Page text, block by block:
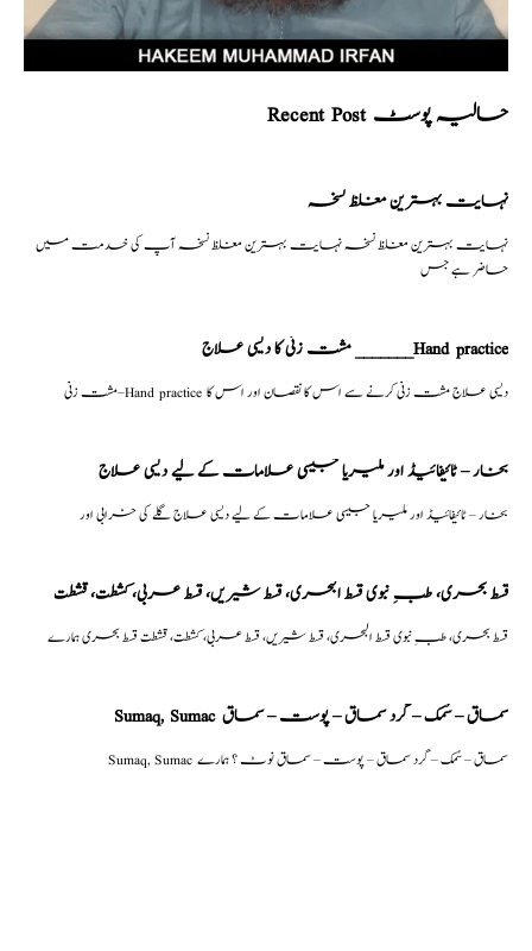
Recent Post حالیہ پوسٹ
نہایت بہترین مغلظ نسخہ
نہایت بہترین مغلظ نسخہ نہایت بہترین مغلظ نسخہ آپ کی خدمت میں
حاضر ہے جس
مشت زنی کا دیسی علاج _______Hand practice
مشت زنی–Hand practice دیسی علاج مشت زنی کرنے سے اس کا نقصان اور اس کا
بخار – ٹائیفائیڈ اور ملیریا جیسی علامات کے لیے دیسی علاج
بخار – ٹائیفائیڈ اور ملیریا جیسی علامات کے لیے دیسی علاج گلے کی خرابی اور
قسط بحری، طبِ نبوی قسط البحری، قسط شیریں، قسط عربی، كشطت، قشطت
قسط بحری، طبِ نبوی قسط البحری، قسط شیریں، قسط عربی، كشطت، قشطت قسط بحری ہمارے
Sumaq, Sumac سماق – سُمک – گرد سماق – پوست – سماق
Sumaq, Sumac سماق – سُمک – گرد سماق – پوست – سماق نوٹ ؟ ہمارے